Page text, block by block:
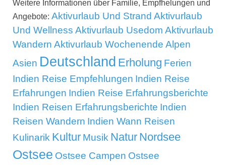
Weitere Informationen über Familie, Empfhelungen und
Angebote: Aktivurlaub Und Strand Aktivurlaub
Und Wellness Aktivurlaub Usedom Aktivurlaub
Wandern Aktivurlaub Wochenende Alpen
Asien Deutschland Erholung Ferien
Indien Reise Empfehlungen Indien Reise
Erfahrungen Indien Reise Erfahrungsberichte
Indien Reisen Erfahrungsberichte Indien
Reisen Wandern Indien Wann Reisen
Kulinarik Kultur Musik Natur Nordsee
Ostsee Ostsee Campen Ostsee